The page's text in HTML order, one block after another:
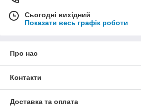
Сьогодні вихідний
Показати весь графік роботи
Про нас
Контакти
Доставка та оплата